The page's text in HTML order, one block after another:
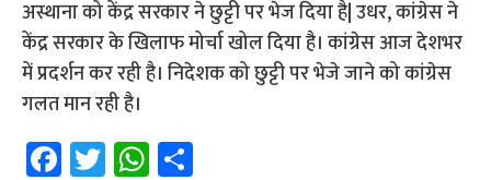
अस्थाना को केंद्र सरकार ने छुट्टी पर भेज दिया है| उधर, कांग्रेस ने
केंद्र सरकार के खिलाफ मोर्चा खोल दिया है। कांग्रेस आज देशभर
में प्रदर्शन कर रही है। निदेशक को छुट्टी पर भेजे जाने को कांग्रेस
गलत मान रही है।
Fa T W